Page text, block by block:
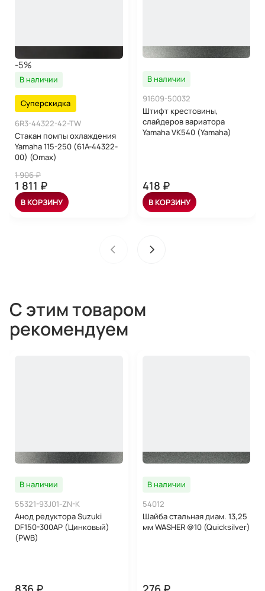
-5%
В наличии
Суперскидка
6R3-44322-42-TW
Стакан помпы охлаждения
Yamaha 115-250 (61A-44322-
00) (Omax)
1 906 ₽
1 811 ₽
В КОРЗИНУ
В наличии
91609-50032
Штифт крестовины,
слайдеров вариатора
Yamaha VK540 (Yamaha)
418 ₽
В КОРЗИНУ
С этим товаром
рекомендуем
В наличии
55321-93J01-ZN-K
Анод редуктора Suzuki
DF150-300AP (Цинковый)
(PWB)
В наличии
54012
Шайба стальная диам. 13,25
мм WASHER @10 (Quicksilver)